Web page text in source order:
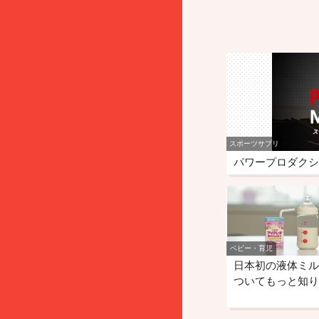
スポーツサプリ
パワープロダク
ベビー・育児
日本初の液体ミ
ついてもっと知